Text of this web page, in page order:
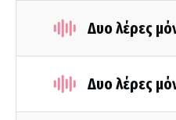
Δυο λέρες
Δυο λέρες